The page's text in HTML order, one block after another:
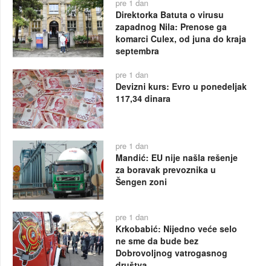
pre 1 dan
Direktorka Batuta o virusu
zapadnog Nila: Prenose ga
komarci Culex, od juna do kraja
septembra
pre 1 dan
Devizni kurs: Evro u ponedeljak
117,34 dinara
pre 1 dan
Mandić: EU nije našla rešenje
za boravak prevoznika u
Šengen zoni
pre 1 dan
Krkobabić: Nijedno veće selo
ne sme da bude bez
Dobrovoljnog vatrogasnog